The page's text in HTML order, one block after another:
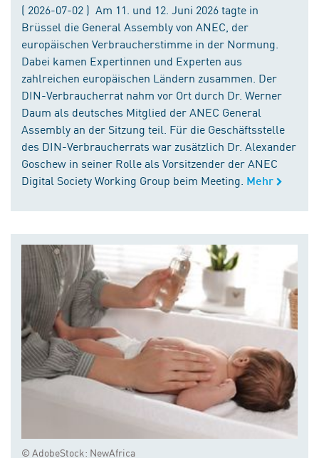
( 2026-07-02 ) Am 11. und 12. Juni 2026 tagte in
Brüssel die General Assembly von ANEC, der
europäischen Verbraucherstimme in der Normung.
Dabei kamen Expertinnen und Experten aus
zahlreichen europäischen Ländern zusammen. Der
DIN-Verbraucherrat nahm vor Ort durch Dr. Werner
Daum als deutsches Mitglied der ANEC General
Assembly an der Sitzung teil. Für die Geschäftsstelle
des DIN-Verbraucherrats war zusätzlich Dr. Alexander
Goschew in seiner Rolle als Vorsitzender der ANEC
Digital Society Working Group beim Meeting. Mehr
© AdobeStock: NewAfrica